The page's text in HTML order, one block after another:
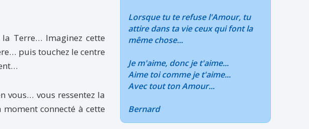
Terre… Imaginez cette
puis touchez le centre
vous… vous ressentez la
connecté à cette
Lorsque tu te refuse l'Amour, tu
attire dans ta vie ceux qui font la
même chose...
Je m'aime, donc je t'aime...
Aime toi comme je t'aime...
Avec tout ton Amour...
Bernard